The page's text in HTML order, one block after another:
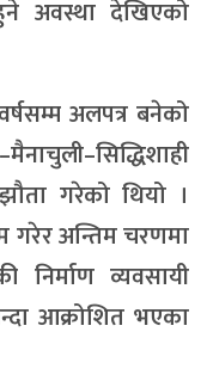
अवस्था देखिएको
अलपत्र बनेको
गरेको थियो ।
गरेर अन्तिम चरणमा
व्यवसायी
आक्रोशित भएका